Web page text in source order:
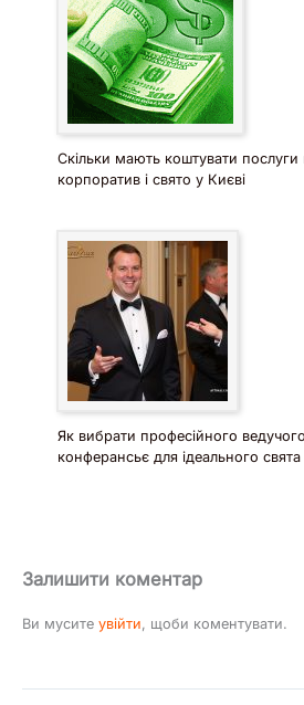
Скільки мають коштувати послуги
корпоратив і свято у Києві
Як вибрати професійного
конферансьє для ідеального свята
Залишити коментар
Ви мусите увійти, щоби коментувати.